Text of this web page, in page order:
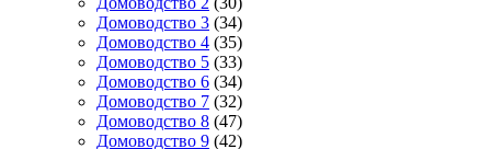
Домоводство 3 (34)
Домоводство 4 (35)
Домоводство 5 (33)
Домоводство 6 (34)
Домоводство 7 (32)
Домоводство 8 (47)
Домоводство 9 (42)